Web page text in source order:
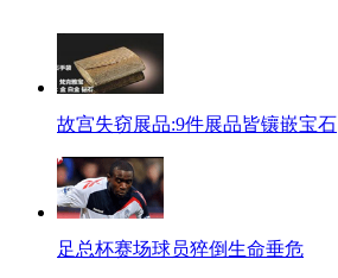
故宫失窃展品:9件展品皆镶嵌宝石
足总杯赛场球员猝倒生命垂危